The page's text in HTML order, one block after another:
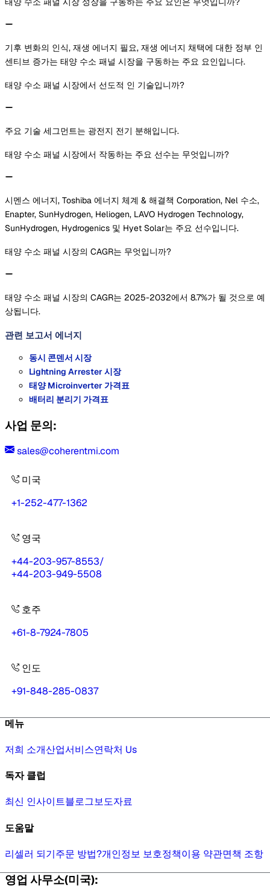
기후 변화의 인식, 재생 에너지 필요, 재생 에너지 채택에 대한 정부 인
센티브 증가는 태양 수소 패널 시장을 구동하는 주요 요인입니다.
태양 수소 패널 시장에서 선도적 인 기술입니까?
주요 기술 세그먼트는 광전지 전기 분해입니다.
태양 수소 패널 시장에서 작동하는 주요 선수는 무엇입니까?
시멘스 에너지, Toshiba 에너지 체계 & 해결책 Corporation, Nel 수소,
Enapter, SunHydrogen, Heliogen, LAVO Hydrogen Technology,
SunHydrogen, Hydrogenics 및 Hyet Solar는 주요 선수입니다.
태양 수소 패널 시장의 CAGR는 무엇입니까?
태양 수소 패널 시장의 CAGR는 2025-2032에서 8.7%가 될 것으로 예
상됩니다.
관련 보고서 에너지
동시 콘덴서 시장
Lightning Arrester 시장
태양 Microinverter 가격표
배터리 분리기 가격표
사업 문의:
sales@coherentmi.com
미국
+1-252-477-1362
영국
+44-203-957-8553/
+44-203-949-5508
호주
+61-8-7924-7805
인도
+91-848-285-0837
메뉴
저희 소개산업서비스연락처 Us
독자 클럽
최신 인사이트블로그보도자료
도움말
리셀러 되기주문 방법?개인정보 보호정책이용 약관면책 조항
영업 사무소(미국):